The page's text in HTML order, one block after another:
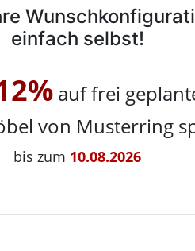
einfach selbst!
auf frei
von Musterring
bis zum 10.08.2026